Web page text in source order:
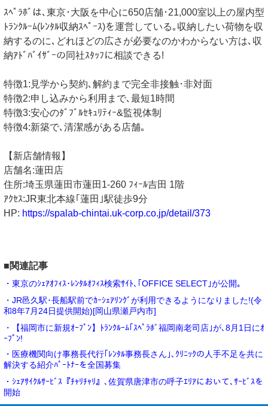
ｽﾍﾟﾗﾎﾞは､東京･大阪を中心に650店舗･21,000室以上の屋内型
ﾄﾗﾝｸﾙｰﾑ(ﾚﾝﾀﾙ収納ｽﾍﾟｰｽ)を運営している｡収納したい荷物を収
納するのに､どれほどの広さが必要なのかわからない方は､収
納ｱﾄﾞﾊﾞｲｻﾞｰの同社ｽﾀｯﾌに相談できる!
特徴1:見学から契約､解約まで完全非接触･非対面
特徴2:申し込みから利用まで､最短1時間
特徴3:安心のﾀﾞﾌﾞﾙｾｷｭﾘﾃｨｰ&監視体制
特徴4:新築で､清潔感がある店舗｡
【新店舗情報】
店舗名:蓮田店
住所:埼玉県蓮田市蓮田1-260 ﾌｨｰﾙ吉田 1階
ｱｸｾｽ:JR東北本線｢蓮田｣駅徒歩9分
HP: https://spalab-chintai.uk-corp.co.jp/detail/373
■関連記事
・東京のｼｪｱｵﾌｨｽ･ﾚﾝﾀﾙｵﾌｨｽ検索ｻｲﾄ､｢OFFICE SELECT｣が公開｡
・JR邑久駅･長船駅前でｶｰｼｪｱﾘﾝｸﾞが利用できるようになりました!(令
和8年7月24日提供開始)[岡山県瀬戸内市]
・【福岡市に新規ｵｰﾌﾟﾝ】ﾄﾗﾝｸﾙｰﾑ｢ｽﾍﾟﾗﾎﾞ福岡南老司店｣が､8月1日にｵ
ｰﾌﾟﾝ!
・医療機関向け事務長代行｢ﾚﾝﾀﾙ事務長さん｣､ｸﾘﾆｯｸの人手不足を共に
解決する紹介ﾊﾟｰﾄﾅｰを全国募集
・ｼｪｱｻｲｸﾙｻｰﾋﾞｽ『ﾁｬﾘﾁｬﾘ』､佐賀県唐津市の呼子ｴﾘｱにおいて､ｻｰﾋﾞｽを
開始